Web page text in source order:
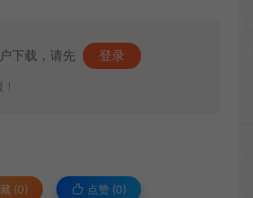
下载，请先 登录
(0) 点赞 (0)